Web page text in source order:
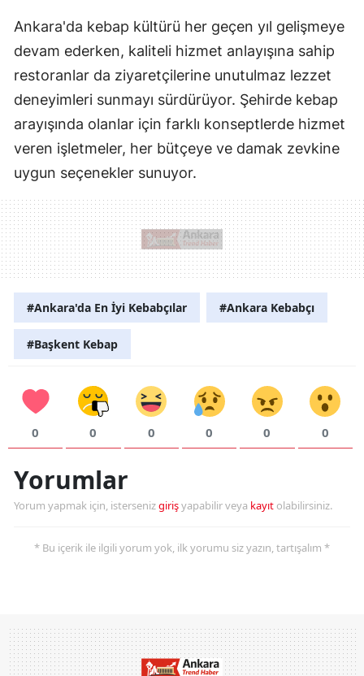
Ankara'da kebap kültürü her geçen yıl gelişmeye
devam ederken, kaliteli hizmet anlayışına sahip
restoranlar da ziyaretçilerine unutulmaz lezzet
deneyimleri sunmayı sürdürüyor. Şehirde kebap
arayışında olanlar için farklı konseptlerde hizmet
veren işletmeler, her bütçeye ve damak zevkine
uygun seçenekler sunuyor.
#Ankara'da En İyi Kebabçılar #Ankara Kebabçı
#Başkent Kebap
0 0 0 0 0 0
Yorumlar
Yorum yapmak için, istersenizgirişyapabilir veya kayıt olabilirsiniz.
* Bu içerik ile ilgili yorum yok, ilk yorumu siz yazın, tartışalım *